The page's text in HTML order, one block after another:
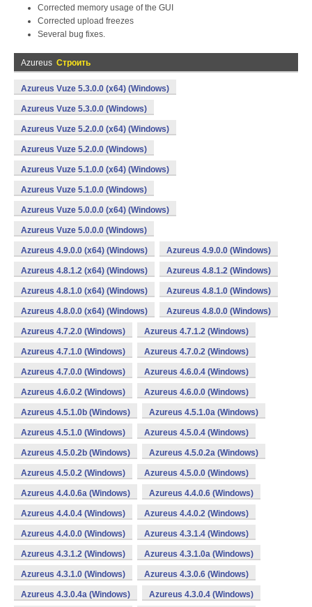
Corrected memory usage of the GUI
Corrected upload freezes
Several bug fixes.
Azureus Строить
Azureus Vuze 5.3.0.0 (x64) (Windows)
Azureus Vuze 5.3.0.0 (Windows)
Azureus Vuze 5.2.0.0 (x64) (Windows)
Azureus Vuze 5.2.0.0 (Windows)
Azureus Vuze 5.1.0.0 (x64) (Windows)
Azureus Vuze 5.1.0.0 (Windows)
Azureus Vuze 5.0.0.0 (x64) (Windows)
Azureus Vuze 5.0.0.0 (Windows)
Azureus 4.9.0.0 (x64) (Windows) Azureus 4.9.0.0 (Windows)
Azureus 4.8.1.2 (x64) (Windows) Azureus 4.8.1.2 (Windows)
Azureus 4.8.1.0 (x64) (Windows) Azureus 4.8.1.0 (Windows)
Azureus 4.8.0.0 (x64) (Windows) Azureus 4.8.0.0 (Windows)
Azureus 4.7.2.0 (Windows) Azureus 4.7.1.2 (Windows)
Azureus 4.7.1.0 (Windows) Azureus 4.7.0.2 (Windows)
Azureus 4.7.0.0 (Windows) Azureus 4.6.0.4 (Windows)
Azureus 4.6.0.2 (Windows) Azureus 4.6.0.0 (Windows)
Azureus 4.5.1.0b (Windows) Azureus 4.5.1.0a (Windows)
Azureus 4.5.1.0 (Windows) Azureus 4.5.0.4 (Windows)
Azureus 4.5.0.2b (Windows) Azureus 4.5.0.2a (Windows)
Azureus 4.5.0.2 (Windows) Azureus 4.5.0.0 (Windows)
Azureus 4.4.0.6a (Windows) Azureus 4.4.0.6 (Windows)
Azureus 4.4.0.4 (Windows) Azureus 4.4.0.2 (Windows)
Azureus 4.4.0.0 (Windows) Azureus 4.3.1.4 (Windows)
Azureus 4.3.1.2 (Windows) Azureus 4.3.1.0a (Windows)
Azureus 4.3.1.0 (Windows) Azureus 4.3.0.6 (Windows)
Azureus 4.3.0.4a (Windows) Azureus 4.3.0.4 (Windows)